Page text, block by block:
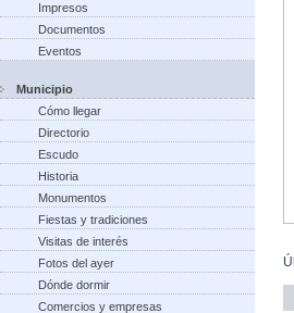
Impresos
Documentos
Eventos
Municipio
Cómo llegar
Directorio
Escudo
Historia
Monumentos
Fiestas y tradiciones
Visitas de interés
Fotos del ayer
Dónde dormir
Comercios y empresas